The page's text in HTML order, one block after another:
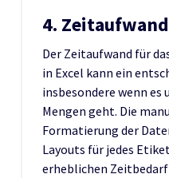
4. Zeitaufwand
Der Zeitaufwand für
in Excel kann ein
insbesondere wenn
Mengen geht. Die
Formatierung der
Layouts für jedes
erheblichen